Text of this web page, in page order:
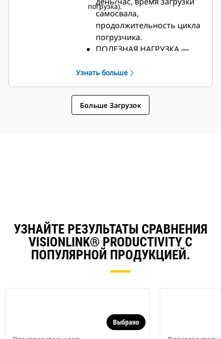
погрузка).
самосвала,
продолжительность цикла
погрузчика.
ПОЛЕЗНАЯ НАГРУЗКА —
продолжительность цикла
погрузчика, полезная
нагрузка за цикл и общая
полезная нагрузка.
цикл.
Узнать больше
Больше Загрузок
УЗНАЙТЕ РЕЗУЛЬТАТЫ СРАВНЕНИЯ
VISIONLINK® PRODUCTIVITY С
ПОПУЛЯРНОЙ ПРОДУКЦИЕЙ.
Выбрано